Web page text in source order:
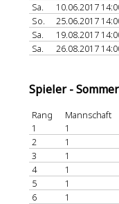
Sa.
10.06.2017
So.
25.06.2017
Sa.
19.08.2017
Sa.
26.08.2017
Spieler -
Rang Mannschaft
1
1
2
1
3
1
4
1
5
1
6
1